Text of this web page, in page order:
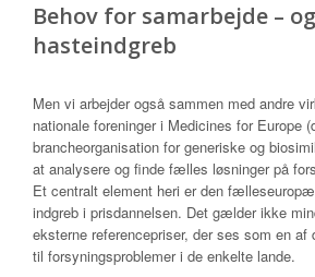
Behov for samarbejde –
hasteindgreb
Men vi arbejder også sammen med andre
nationale foreninger i Medicines for Europe
brancheorganisation for generiske og
at analysere og finde fælles løsninger på
Et centralt element heri er den
indgreb i prisdannelsen. Det gælder ikke
eksterne referencepriser, der ses som en
til forsyningsproblemer i de enkelte lande.